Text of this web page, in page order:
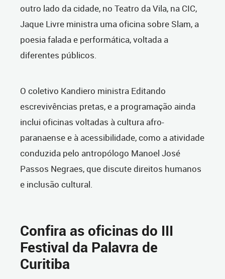
outro lado da cidade, no Teatro da Vila, na CIC,
Jaque Livre ministra uma oficina sobre Slam, a
poesia falada e performática, voltada a
diferentes públicos.
O coletivo Kandiero ministra Editando
escrevivências pretas, e a programação ainda
inclui oficinas voltadas à cultura afro-
paranaense e à acessibilidade, como a atividade
conduzida pelo antropólogo Manoel José
Passos Negraes, que discute direitos humanos
e inclusão cultural.
Confira as oficinas do III
Festival da Palavra de
Curitiba